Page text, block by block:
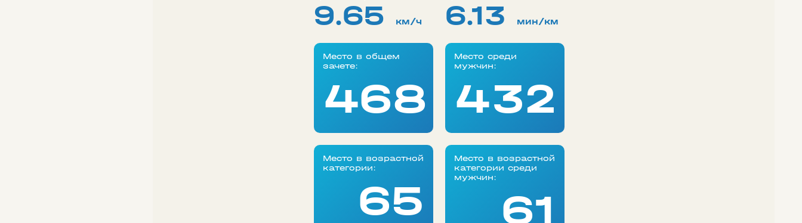
9.65 км/ч 6.13 мин/км
Место в общем
зачете:
468
Место среди
мужчин:
432
Место в возрастной
категории:
65
Место в возрастной
категории среди
мужчин:
61